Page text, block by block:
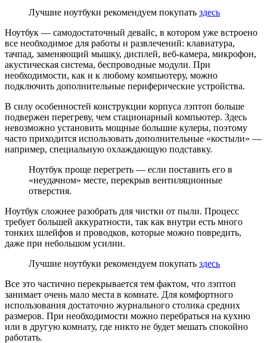
Лучшие ноутбуки рекомендуем покупать здесь
Ноутбук — самодостаточный девайс, в котором уже встроено
все необходимое для работы и развлечений: клавиатура,
тачпад, заменяющий мышку, дисплей, веб-камера, микрофон,
акустическая система, беспроводные модули. При
необходимости, как и к любому компьютеру, можно
подключить дополнительные периферические устройства.
В силу особенностей конструкции корпуса лэптоп больше
подвержен перегреву, чем стационарный компьютер. Здесь
невозможно установить мощные большие кулеры, поэтому
часто приходится использовать дополнительные «костыли» —
например, специальную охлаждающую подставку.
Ноутбук проще перегреть — если поставить его в
«неудачном» месте, перекрыв вентиляционные
отверстия.
Ноутбук сложнее разобрать для чистки от пыли. Процесс
требует большей аккуратности, так как внутри есть много
тонких шлейфов и проводков, которые можно повредить,
даже при небольшом усилии.
Лучшие ноутбуки рекомендуем покупать здесь
Все это частично перекрывается тем фактом, что лэптоп
занимает очень мало места в комнате. Для комфортного
использования достаточно журнального столика средних
размеров. При необходимости можно перебраться на кухню
или в другую комнату, где никто не будет мешать спокойно
работать.